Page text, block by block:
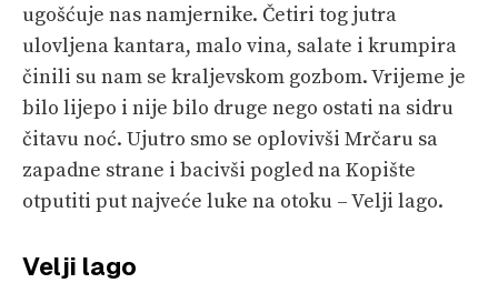
ugošćuje nas namjernike. Četiri tog jutra
ulovljena kantara, malo vina, salate i krumpira
činili su nam se kraljevskom gozbom. Vrijeme je
bilo lijepo i nije bilo druge nego ostati na sidru
čitavu noć. Ujutro smo se oplovivši Mrčaru sa
zapadne strane i bacivši pogled na Kopište
otputiti put najveće luke na otoku – Velji lago.
Velji lago